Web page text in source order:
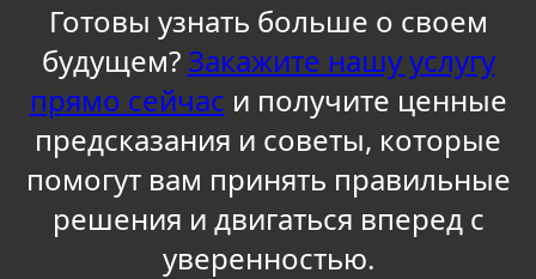
Готовы узнать больше о своем
будущем? Закажите нашу услугу
прямо сейчас и получите ценные
предсказания и советы, которые
помогут вам принять правильные
решения и двигаться вперед с
уверенностью.